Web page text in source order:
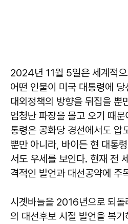
2024년 11월 5일은 세계적
어떤 인물이 미국 대통령에
대외정책의 방향을 뒤집을 뿐
엄청난 파장을 몰고 오기 때
통령은 공화당 경선에서도 압
뿐만 아니라, 바이든 현 대통
서도 우세를 보인다. 현재 전
격적인 발언과 대선공약에 주
시곗바늘을 2016년으로 되돌
의 대선후보 시절 발언을 복